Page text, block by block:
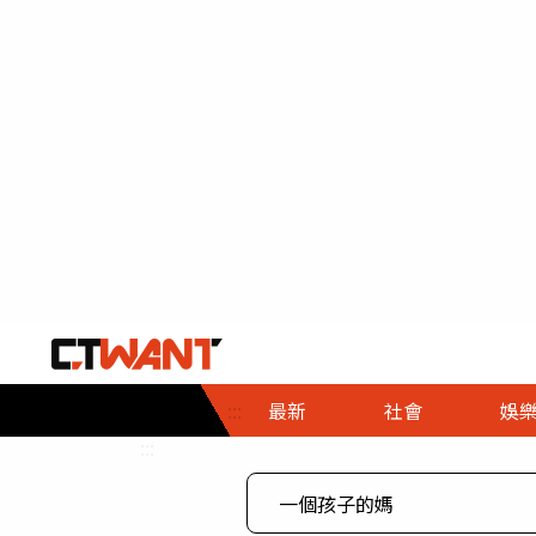
::: 最新 社會
社會首頁
時事
娛樂
娛樂首頁
即時
專題
財經首頁
熱線
３Ｃ
政